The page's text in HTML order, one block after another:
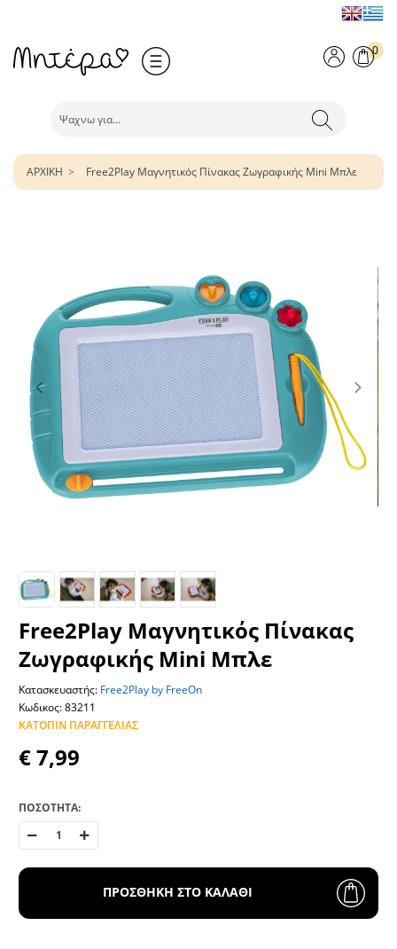
0
ΑΡΧΙΚΗ Free2Play Μαγνητικός Πίνακας Ζωγραφικής Mini Μπλε
Free2Play Μαγνητικός Πίνακας
Ζωγραφικής Mini Μπλε
Κατασκευαστής: Free2Play by FreeOn
Κωδικος: 83211
ΚΑΤΌΠΙΝ ΠΑΡΑΓΓΕΛΊΑΣ
€ 7,99
ΠΟΣΟΤΗΤΑ:
ΠΡΟΣΘΗΚΗ ΣΤΟ ΚΑΛΑΘΙ